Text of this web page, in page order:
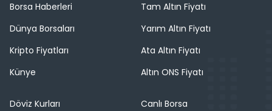
Borsa Haberleri
Dünya Borsaları
Kripto Fiyatları
Künye
Tam Altın Fiyatı
Yarım Altın Fiyatı
Ata Altın Fiyatı
Altın ONS Fiyatı
Döviz Kurları
Canlı Borsa